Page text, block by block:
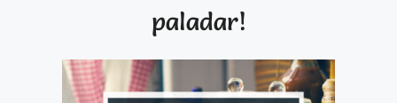
paladar!